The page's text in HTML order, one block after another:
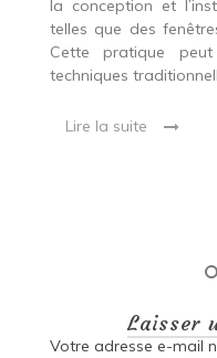
la conception et
telles que des
Cette pratique
techniques
Lire la suite
Laisser
Votre adresse e-mail